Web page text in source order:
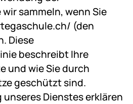
sammeln, wenn Sie
(den
Diese
beschreibt Ihre
und wie Sie durch
geschützt sind.
Dienstes erklären